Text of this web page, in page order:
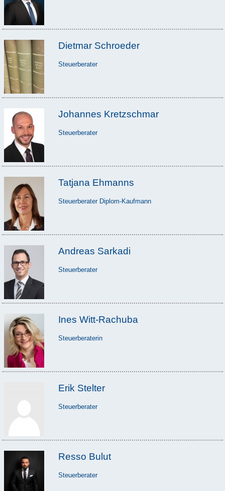
Dietmar Schroeder
Steuerberater
Johannes Kretzschmar
Steuerberater
Tatjana Ehmanns
Steuerberater Diplom-Kaufmann
Andreas Sarkadi
Steuerberater
Ines Witt-Rachuba
Steuerberaterin
Erik Stelter
Steuerberater
Resso Bulut
Steuerberater